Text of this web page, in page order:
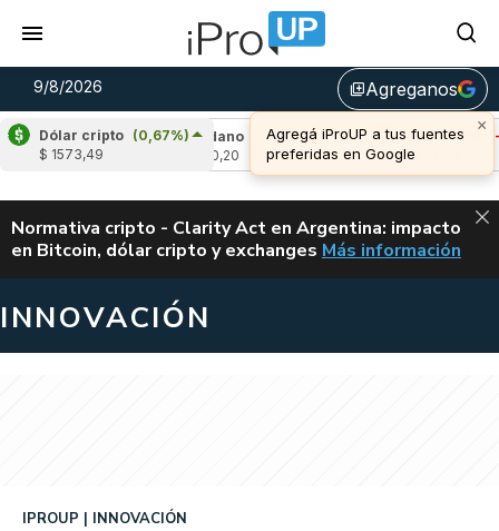
9/8/2026 library_addAgreganos
×
Agregá iProUP a tus fuentes
preferidas en Google
Dólar cripto (0,67%)
$ 1573,49
Cardano
(-1,62%)
Avalanche (-
u$s 6,48
ALERTA
Normativa cripto - Clarity Act en Argentina: impacto
en Bitcoin, dólar cripto y exchanges CLARITY ACT EN
Más información
INNOVACIÓN
IPROUP INNOVACIÓN